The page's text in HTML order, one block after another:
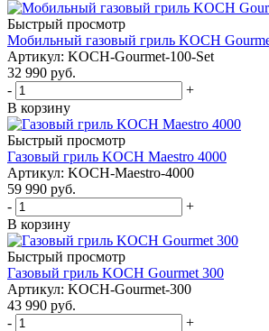
Быстрый просмотр
Мобильный газовый гриль KOCH
Артикул: KOCH-Gourmet-100-Set
32 990 руб.
-
+
В корзину
Быстрый просмотр
Газовый гриль KOCH Maestro 4000
Артикул: KOCH-Maestro-4000
59 990 руб.
-
+
В корзину
Быстрый просмотр
Газовый гриль KOCH Gourmet 300
Артикул: KOCH-Gourmet-300
43 990 руб.
-
+